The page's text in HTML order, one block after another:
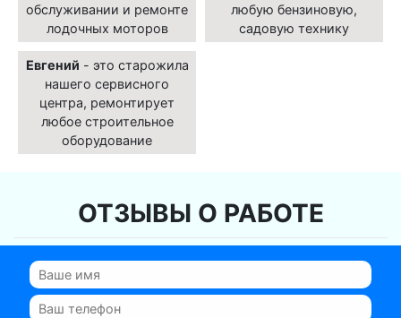
обслуживании и ремонте
лодочных моторов
любую бензиновую,
садовую технику
Евгений - это старожила
нашего сервисного
центра, ремонтирует
любое строительное
оборудование
ОТЗЫВЫ О РАБОТЕ